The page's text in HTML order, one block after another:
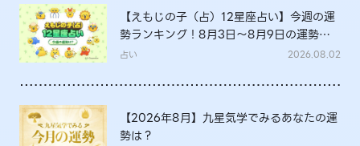
【えもじの子（占）12星座占い】今週の運
勢ランキング！8月3日～8月9日の運勢
は？
占い 2026.08.02
【2026年8月】九星気学でみるあなたの運
勢は？